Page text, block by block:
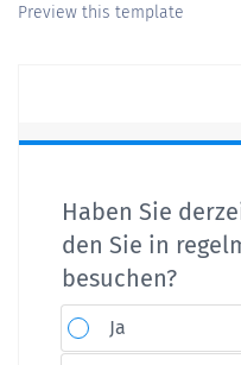
Preview this template